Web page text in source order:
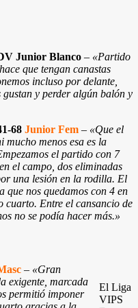
Junior Blanco – «Partido
que tengan canastas
incluso por delante,
gustan y perder algún balón y
68 Junior Fem – «Que el
mucho menos esa es la
el partido con 7
el campo, dos eliminadas
una lesión en la rodilla. El
que nos quedamos con 4 en
Entre el cansancio de
no se podía hacer más.»
El Liga
VIPS
– «Gran
exigente, marcada
permitió imponer